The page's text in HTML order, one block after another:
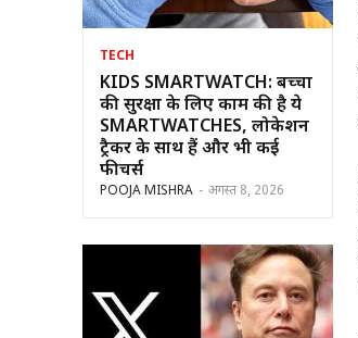
TECH
KIDS SMARTWATCH: बच्चों
की सुरक्षा के लिए काम की है ये
SMARTWATCHES, लोकेशन
ट्रैकर के साथ हैं और भी कई
फीचर्स
POOJA MISHRA - अगस्त 8, 2026